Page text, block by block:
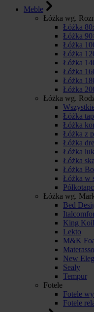
Meble
Łóżka wg.
Łóżka
Łóżka
Łóżka
Łóżka
Łóżka
Łóżka
Łóżka
Łóżka
Łóżka wg.
Łóżka
Łóżka
Łóżka z
Łóżka
Łóżka
Łóżka
Łóżka
Łóżka w
Łóżka wg.
Bed
King Koil
Lekto
M&K
Materasso
New
Sealy
Tempur
Fotele
Fotele
Fotele